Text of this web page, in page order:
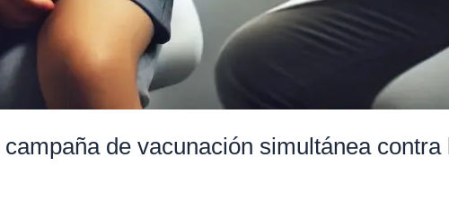
de vacunación simultánea